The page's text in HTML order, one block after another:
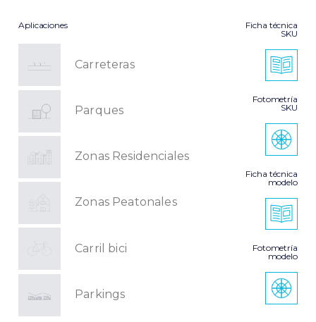
Aplicaciones
Carreteras
Parques
Zonas Residenciales
Zonas Peatonales
Carril bici
Parkings
Ficha técnica
SKU
Fotometría
SKU
Ficha técnica
modelo
Fotometría
modelo